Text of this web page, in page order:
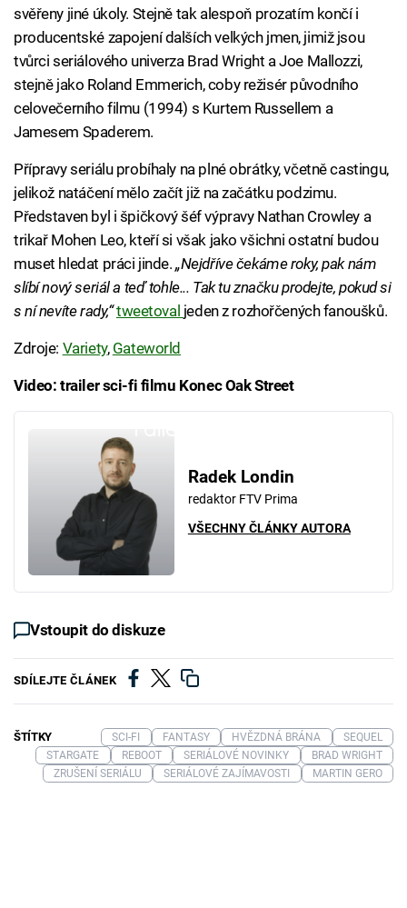
svěřeny jiné úkoly. Stejně tak alespoň prozatím končí i
producentské zapojení dalších velkých jmen, jimiž jsou
tvůrci seriálového univerza Brad Wright a Joe Mallozzi,
stejně jako Roland Emmerich, coby režisér původního
celovečerního filmu (1994) s Kurtem Russellem a
Jamesem Spaderem.
Přípravy seriálu probíhaly na plné obrátky, včetně castingu,
jelikož natáčení mělo začít již na začátku podzimu.
Představen byl i špičkový šéf výpravy Nathan Crowley a
trikař Mohen Leo, kteří si však jako všichni ostatní budou
muset hledat práci jinde.„Nejdříve čekáme roky, pak nám
slíbí nový seriál a teď tohle... Tak tu značku prodejte, pokud si
s ní nevíte rady,“tweetoval jeden z rozhořčených fanoušků.
Zdroje: Variety, Gateworld
Video: trailer sci-fi filmu Konec Oak Street
Radek Londin
redaktor FTV Prima
VŠECHNY ČLÁNKY AUTORA
Vstoupit do diskuze
SDÍLEJTE ČLÁNEK
ŠTÍTKY SCI-FI FANTASY HVĚZDNÁ BRÁNA
SEQUEL
STARGATE
REBOOT SERIÁLOVÉ NOVINKY
BRAD WRIGHT
ZRUŠENÍ SERIÁLU
SERIÁLOVÉ ZAJÍMAVOSTI MARTIN GERO